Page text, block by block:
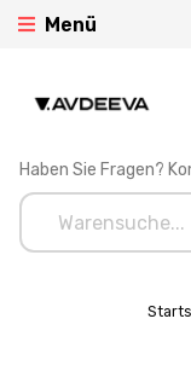
Menü
Haben Sie Fragen?